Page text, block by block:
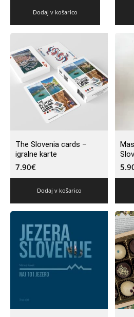
Dodaj v košarico
The Slovenia cards –
igralne karte
7.90€
Dodaj v košarico